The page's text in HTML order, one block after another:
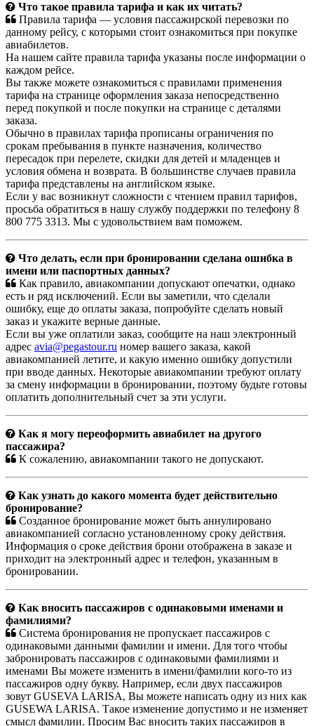
Что такое правила тарифа и как их читать?
Правила тарифа — условия пассажирской перевозки по
данному рейсу, с которыми стоит ознакомиться при покупке
авиабилетов.
На нашем сайте правила тарифа указаны после информации о
каждом рейсе.
Вы также можете ознакомиться с правилами применения
тарифа на странице оформления заказа непосредственно
перед покупкой и после покупки на странице с деталями
заказа.
Обычно в правилах тарифа прописаны ограничения по
срокам пребывания в пункте назначения, количество
пересадок при перелете, скидки для детей и младенцев и
условия обмена и возврата. В большинстве случаев правила
тарифа представлены на английском языке.
Если у вас возникнут сложности с чтением правил тарифов,
просьба обратиться в нашу службу поддержки по телефону 8
800 775 3313. Мы с удовольствием вам поможем.
Что делать, если при бронировании сделана ошибка в
имени или паспортных данных?
Как правило, авиакомпании допускают опечатки, однако
есть и ряд исключений. Если вы заметили, что сделали
ошибку, еще до оплаты заказа, попробуйте сделать новый
заказ и укажите верные данные.
Если вы уже оплатили заказ, сообщите на наш электронный
адрес avia@pegastour.ru номер вашего заказа, какой
авиакомпанией летите, и какую именно ошибку допустили
при вводе данных. Некоторые авиакомпании требуют оплату
за смену информации в бронировании, поэтому будьте готовы
оплатить дополнительный счет за эти услуги.
Как я могу переоформить авиабилет на другого
пассажира?
К сожалению, авиакомпании такого не допускают.
Как узнать до какого момента будет действительно
бронирование?
Созданное бронирование может быть аннулировано
авиакомпанией согласно установленному сроку действия.
Информация о сроке действия брони отображена в заказе и
приходит на электронный адрес и телефон, указанным в
бронировании.
Как вносить пассажиров с одинаковыми именами и
фамилиями?
Система бронирования не пропускает пассажиров с
одинаковыми данными фамилии и имени. Для того чтобы
забронировать пассажиров с одинаковыми фамилиями и
именами Вы можете изменить в имени/фамилии кого-то из
пассажиров одну букву. Например, если двух пассажиров
зовут GUSEVA LARISA, Вы можете написать одну из них как
GUSEWA LARISA. Такое изменение допустимо и не изменяет
смысл фамилии. Просим Вас вносить таких пассажиров в